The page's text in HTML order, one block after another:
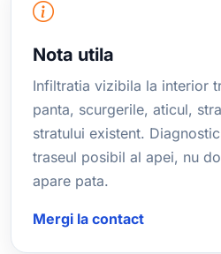
Nota utila
Infiltratia vizibila la interior
panta, scurgerile, aticul,
stratului existent.
traseul posibil al apei, nu
apare pata.
Mergi la contact